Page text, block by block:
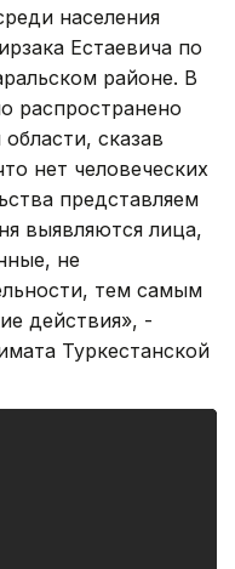
населения
Естаевича по
районе. В
распространено
сказав
нет человеческих
представляем
выявляются лица,
не
тем самым
действия», -
Туркестанской